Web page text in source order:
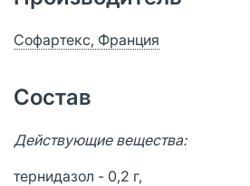
Софартекс, Франция
Состав
Действующие вещества:
тернидазол - 0,2 г,